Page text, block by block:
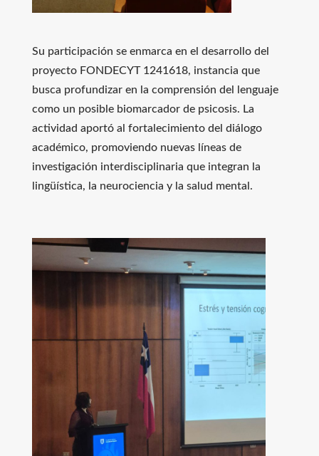
Su participación se enmarca en el desarrollo del
proyecto FONDECYT 1241618, instancia que
busca profundizar en la comprensión del lenguaje
como un posible biomarcador de psicosis. La
actividad aportó al fortalecimiento del diálogo
académico, promoviendo nuevas líneas de
investigación interdisciplinaria que integran la
lingüística, la neurociencia y la salud mental.